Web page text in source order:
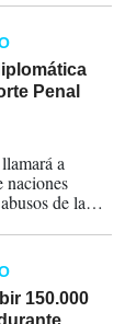
9.664
al
Penal
a
naciones
de la
150.000